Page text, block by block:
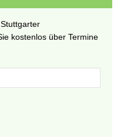
kostenlos über Termine